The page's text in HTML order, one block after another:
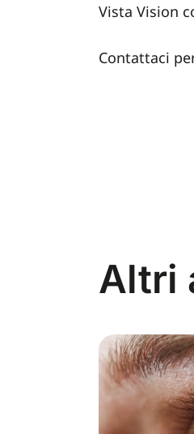
Vista Vision
Contattaci
Altri